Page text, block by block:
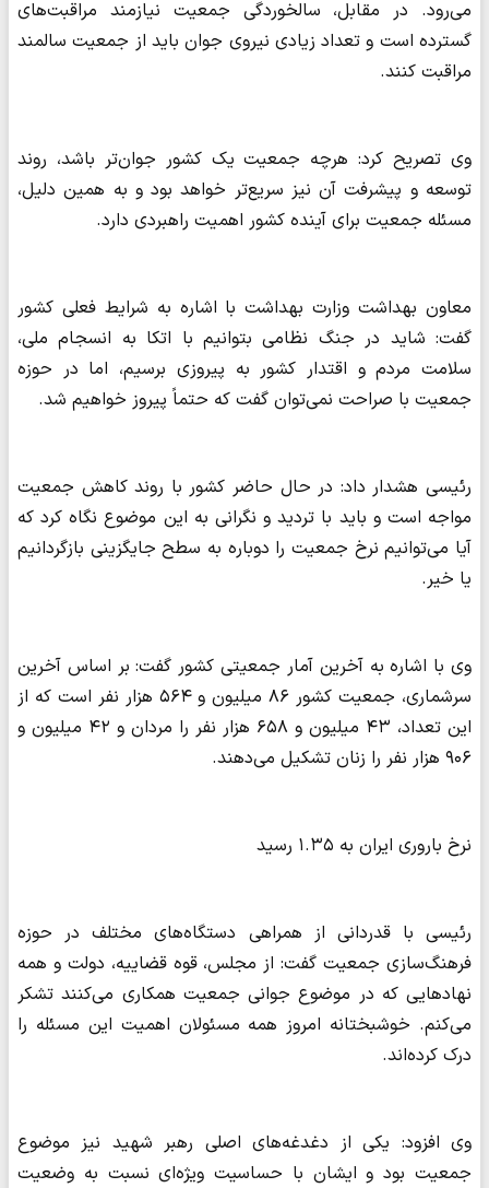
می‌رود. در مقابل، سالخوردگی جمعیت نیازمند مراقبت‌های
گسترده است و تعداد زیادی نیروی جوان باید از جمعیت سالمند
مراقبت کنند.
وی تصریح کرد: هرچه جمعیت یک کشور جوان‌تر باشد، روند
توسعه و پیشرفت آن نیز سریع‌تر خواهد بود و به همین دلیل،
مسئله جمعیت برای آینده کشور اهمیت راهبردی دارد.
معاون بهداشت وزارت بهداشت با اشاره به شرایط فعلی کشور
گفت: شاید در جنگ نظامی بتوانیم با اتکا به انسجام ملی،
سلامت مردم و اقتدار کشور به پیروزی برسیم، اما در حوزه
جمعیت با صراحت نمی‌توان گفت که حتماً پیروز خواهیم شد.
رئیسی هشدار داد: در حال حاضر کشور با روند کاهش جمعیت
مواجه است و باید با تردید و نگرانی به این موضوع نگاه کرد که
آیا می‌توانیم نرخ جمعیت را دوباره به سطح جایگزینی بازگردانیم
یا خیر.
وی با اشاره به آخرین آمار جمعیتی کشور گفت: بر اساس آخرین
سرشماری، جمعیت کشور ۸۶ میلیون و ۵۶۴ هزار نفر است که از
این تعداد، ۴۳ میلیون و ۶۵۸ هزار نفر را مردان و ۴۲ میلیون و
۹۰۶ هزار نفر را زنان تشکیل می‌دهند.
نرخ باروری ایران به ۱.۳۵ رسید
رئیسی با قدردانی از همراهی دستگاه‌های مختلف در حوزه
فرهنگ‌سازی جمعیت گفت: از مجلس، قوه قضاییه، دولت و همه
نهادهایی که در موضوع جوانی جمعیت همکاری می‌کنند تشکر
می‌کنم. خوشبختانه امروز همه مسئولان اهمیت این مسئله را
درک کرده‌اند.
وی افزود: یکی از دغدغه‌های اصلی رهبر شهید نیز موضوع
جمعیت بود و ایشان با حساسیت ویژه‌ای نسبت به وضعیت